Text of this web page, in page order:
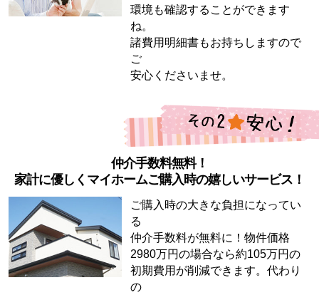
環境も確認することができます
ね。
諸費用明細書もお持ちしますので
ご
安心くださいませ。
仲介手数料無料！
家計に優しくマイホームご購入時の嬉しいサービス！
ご購入時の大きな負担になってい
る
仲介手数料が無料に！物件価格
2980万円の場合なら約105万円の
初期費用が削減できます。代わり
の